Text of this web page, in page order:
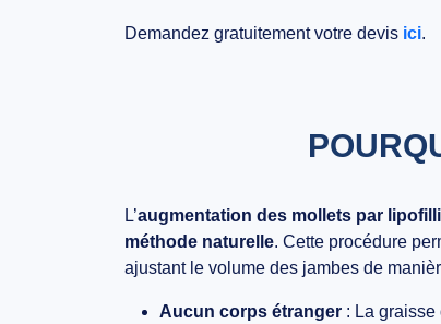
Demandez gratuitement votre devis ici.
L’augmentation des mollets par
méthode naturelle. Cette procédure
ajustant le volume des jambes de
Aucun corps étranger : La